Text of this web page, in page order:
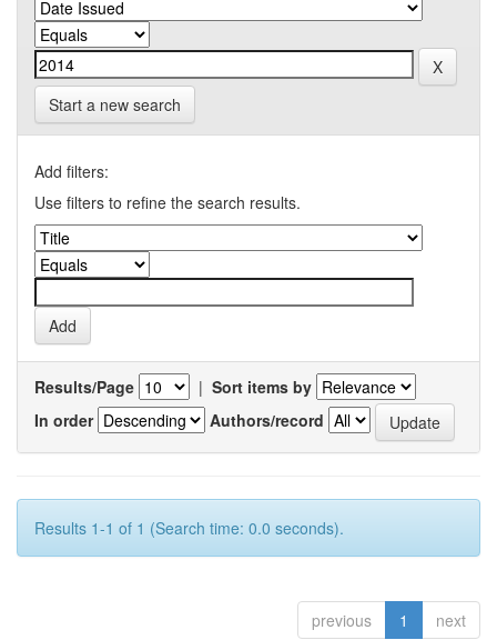
Start a new search
Add filters:
Use filters to refine the search results.
Results/Page | Sort items by
In order
Authors/record
Results 1-1 of 1 (Search time: 0.0 seconds).
previous 1 next